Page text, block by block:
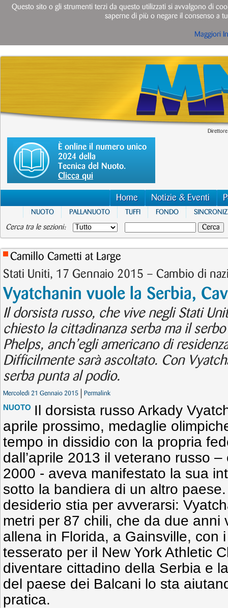
È online il numero unico
2024 della
Tecnica del Nuoto.
Clicca qui
Home Notizie & Eventi
NUOTO PALLANUOTO TUFFI FONDO
Cerca tra le sezioni:
Camillo Cametti at Large
Stati Uniti, 17 Gennaio 2015 – Cambio di
Vyatchanin vuole la Serbia,
Il dorsista russo, che vive negli Stati
chiesto la cittadinanza serba ma il
Phelps, anch’egli americano di
Difficilmente sarà ascoltato. Con
serba punta al podio.
Mercoledì 21 Gennaio 2015 Permalink
NUOTO Il dorsista russo Arkady
aprile prossimo, medaglie
tempo in dissidio con la propria
dall’aprile 2013 il veterano russo
2000 - aveva manifestato la sua
sotto la bandiera di un altro
desiderio stia per avverarsi:
metri per 87 chili, che da due anni
allena in Florida, a Gainsville, con
tesserato per il New York Athletic
diventare cittadino della Serbia e
del paese dei Balcani lo sta
pratica.
Questo sito o gli strumenti terzi da questo utilizzati si avvalgono di
saperne di più o negare il consenso a
Maggiori